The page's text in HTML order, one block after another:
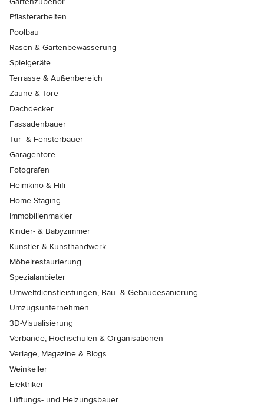
Pflasterarbeiten
Poolbau
Rasen & Gartenbewässerung
Spielgeräte
Terrasse & Außenbereich
Zäune & Tore
Dachdecker
Fassadenbauer
Tür- & Fensterbauer
Garagentore
Fotografen
Heimkino & Hifi
Home Staging
Immobilienmakler
Kinder- & Babyzimmer
Künstler & Kunsthandwerk
Möbelrestaurierung
Spezialanbieter
Umweltdienstleistungen, Bau- & Gebäudesanierung
Umzugsunternehmen
3D-Visualisierung
Verbände, Hochschulen & Organisationen
Verlage, Magazine & Blogs
Weinkeller
Elektriker
Lüftungs- und Heizungsbauer